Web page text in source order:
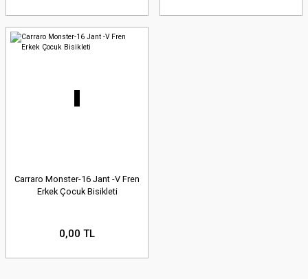
Carraro Monster-16 Jant -V Fren
Erkek Çocuk Bisikleti
0,00 TL